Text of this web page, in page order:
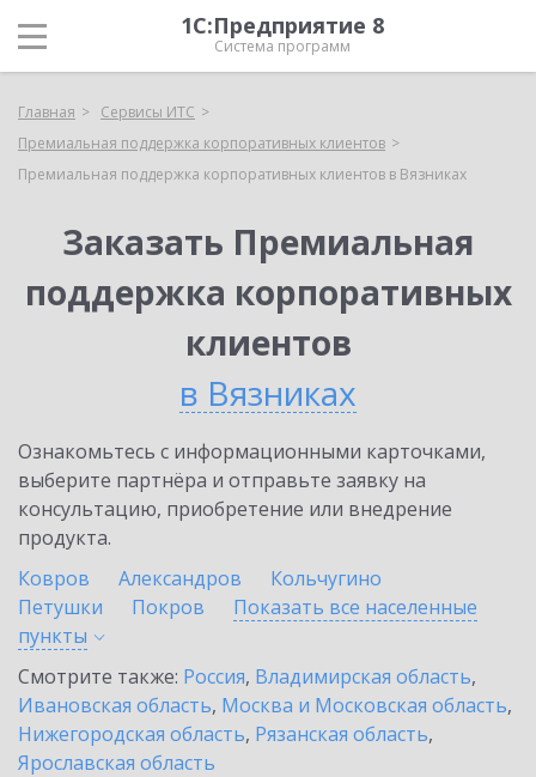
1С:Предприятие 8
Система программ
Главная
Сервисы ИТС
Премиальная поддержка корпоративных клиентов
Премиальная поддержка корпоративных клиентов в Вязниках
Заказать Премиальная
поддержка корпоративных
клиентов
в Вязниках
Ознакомьтесь с информационными карточками,
выберите партнёра и отправьте заявку на
консультацию, приобретение или внедрение
продукта.
Ковров
Александров
Кольчугино
Петушки
Покров
Показать все населенные
пункты
Смотрите также: Россия, Владимирская область,
Ивановская область, Москва и Московская область,
Нижегородская область, Рязанская область,
Ярославская область